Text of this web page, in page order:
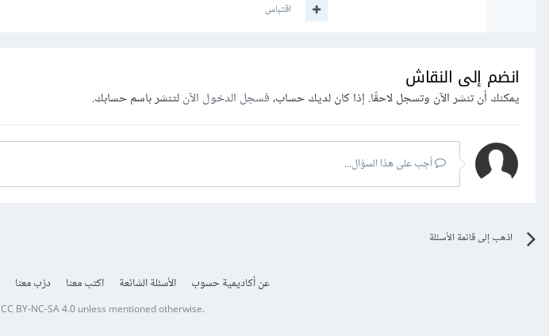
اقتباس
انضم إلى النقاش
يمكنك أن تنشر الآن وتسجل لاحقًا. إذا كان لديك حساب،فسجل الدخول الآنلتنشر باسم حسابك.
أجب على هذا السؤال...
اذهب إلى قائمة الأسئلة
عن أكاديمية حسوب الأسئلة الشائعة اكتب معنا درّب معنا
CC BY-NC-SA 4.0unless mentioned otherwise.